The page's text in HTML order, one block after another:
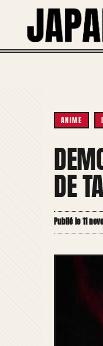
contenu
ANIME
DE
Publié le 11